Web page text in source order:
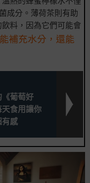
成分。薄荷茶則有助
料，因為它們可能會
補充水分，還能
葡萄好
食用讓你
有感